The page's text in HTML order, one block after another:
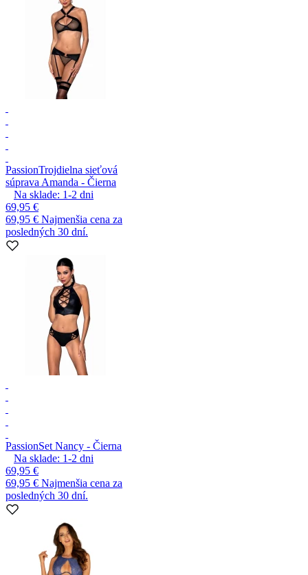
PassionTrojdielna sieťová
súprava Amanda - Čierna
Na sklade: 1-2 dni
69,95 €
69,95 € Najmenšia cena za
posledných 30 dní.
PassionSet Nancy - Čierna
Na sklade: 1-2 dni
69,95 €
69,95 € Najmenšia cena za
posledných 30 dní.